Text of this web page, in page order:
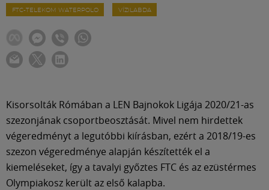
FTC-TELEKOM WATERPOLO VÍZILABDA
Kisorsolták Rómában a LEN Bajnokok Ligája 2020/21-as
szezonjának csoportbeosztását. Mivel nem hirdettek
végeredményt a legutóbbi kiírásban, ezért a 2018/19-es
szezon végeredménye alapján készítették el a
kiemeléseket, így a tavalyi győztes FTC és az ezüstérmes
Olympiakosz került az első kalapba.
Klub
Szolgáltatások
Közösség
Múzeum